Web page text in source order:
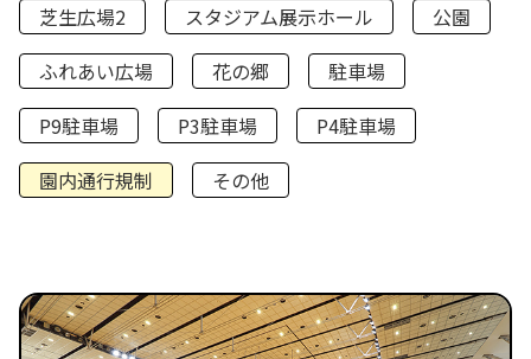
芝生広場2
スタジアム展示ホール
公園
ふれあい広場
花の郷
駐車場
P9駐車場
P3駐車場
P4駐車場
園内通行規制
その他